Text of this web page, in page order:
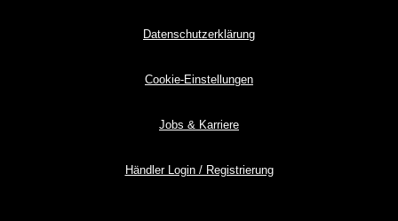
Datenschutzerklärung
Cookie-Einstellungen
Jobs & Karriere
Händler Login / Registrierung